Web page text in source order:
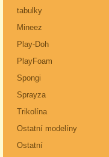
tabulky
Mineez
Play-Doh
PlayFoam
Spongi
Sprayza
Trikolína
Ostatní modelíny
Ostatní